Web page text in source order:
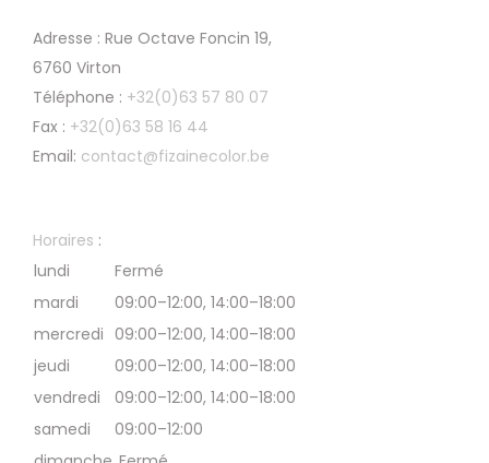
Adresse : Rue Octave Foncin 19,
6760 Virton
Téléphone : +32(0)63 57 80 07
Fax : +32(0)63 58 16 44
Email: contact@fizainecolor.be
Horaires :
lundi
Fermé
mardi
09:00–12:00, 14:00–18:00
mercredi 09:00–12:00, 14:00–18:00
jeudi
09:00–12:00, 14:00–18:00
vendredi
09:00–12:00, 14:00–18:00
samedi
09:00–12:00